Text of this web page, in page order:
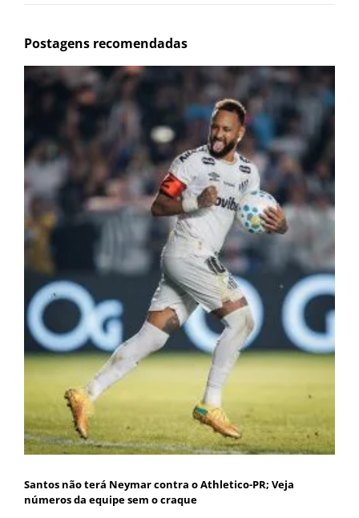
Postagens recomendadas
Santos não terá Neymar contra o Athletico-PR; Veja
números da equipe sem o craque